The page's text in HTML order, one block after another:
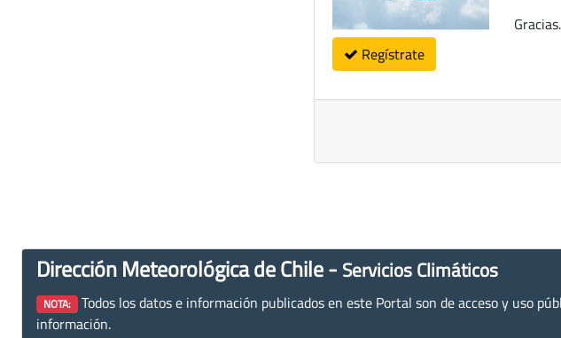
Regístrate
Gracias.
Dirección Meteorológica de Chile - Servicios Climáticos
NOTA: Todos los datos e información publicados en este Portal son de acceso y uso
información.